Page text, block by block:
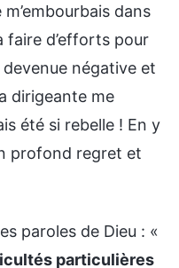
dans
faire d’efforts pour
devenue négative et
dirigeante me
été si rebelle ! En y
profond regret et
paroles de Dieu : «
particulières